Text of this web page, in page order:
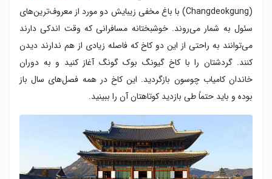
(Changdeokgung) با باغ مخفی زیبایش دو مورد از معروف‌ترین‌های
سئول به شمار می‌روند. خوشبختانه مسافرانی که وقت اندکی دارند
می‌توانند به راحتی از این دو کاخ که فاصله زیادی از هم ندارند دیدن
کنند. گردشتان را با کاخ گیونگ بوک گونگ آغاز کنید و به دوران
خاندان کامیاب چوسون بازگردید. این کاخ در همه فصل‌های سال باز
بوده و باید حتماً طی بازدید کوتاهتان آن را ببینید.